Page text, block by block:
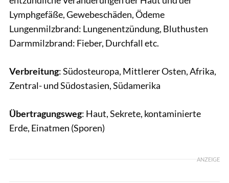
Lymphgefäße, Gewebeschäden, Ödeme
Lungenmilzbrand: Lungenentzündung, Bluthusten
Darmmilzbrand: Fieber, Durchfall etc.
Verbreitung: Südosteuropa, Mittlerer Osten, Afrika,
Zentral- und Südostasien, Südamerika
Übertragungsweg: Haut, Sekrete, kontaminierte
Erde, Einatmen (Sporen)
ANZEIGE